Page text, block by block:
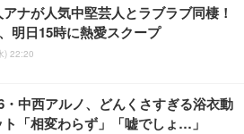
ナが人気中堅芸人とラブラブ同棲！
明日15時に熱愛スクープ
) 22:20
・中西アルノ、どんくさすぎる浴衣動
「相変わらず」「嘘でしょ…」